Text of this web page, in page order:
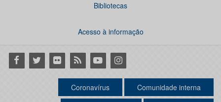
Bibliotecas
Acesso à informação
Facebook
Twitter Flickr RSS YoutubeInstagram
Coronavírus Comunidade interna